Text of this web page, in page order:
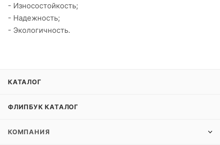
- Износостойкость;
- Надежность;
- Экологичность.
КАТАЛОГ
ФЛИПБУК КАТАЛОГ
КОМПАНИЯ